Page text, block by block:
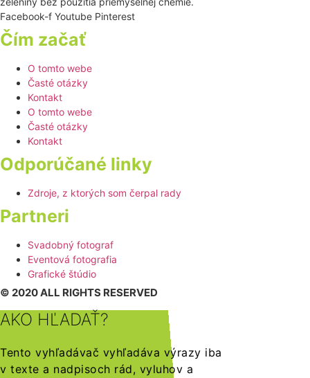
Facebook-f Youtube Pinterest
Čím začať
O tomto webe
Časté otázky
Kontakt
O tomto webe
Časté otázky
Kontakt
Odporúčané linky
Zdroje, z ktorých som čerpal rady
Partneri
Svadobný fotograf
Eventová fotografia
Grafické štúdio
© 2020 ALL RIGHTS RESERVED
AKO HĽADAŤ?
Tento vyhľadávač vyhľadáva výrazy iba
v texte a nadpisoch rád, vyluhov a